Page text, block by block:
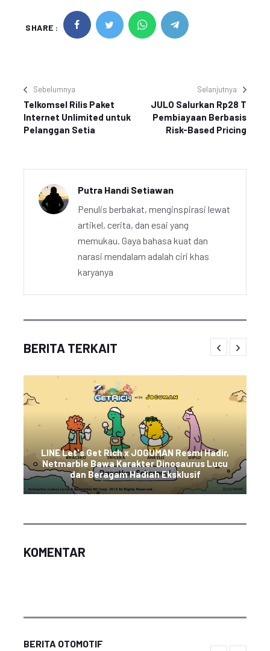
SHARE :
Sebelumnya
Telkomsel Rilis Paket
Internet Unlimited untuk
Pelanggan Setia
Selanjutnya
JULO Salurkan Rp28 T
Pembiayaan Berbasis
Risk-Based Pricing
Putra Handi Setiawan
Penulis berbakat, menginspirasi lewat
artikel, cerita, dan esai yang
memukau. Gaya bahasa kuat dan
narasi mendalam adalah ciri khas
karyanya
BERITA TERKAIT
LINE Let's Get Rich x JOGUMAN Resmi Hadir,
Netmarble Bawa Karakter Dinosaurus Lucu
dan Beragam Hadiah Eksklusif
KOMENTAR
BERITA OTOMOTIF